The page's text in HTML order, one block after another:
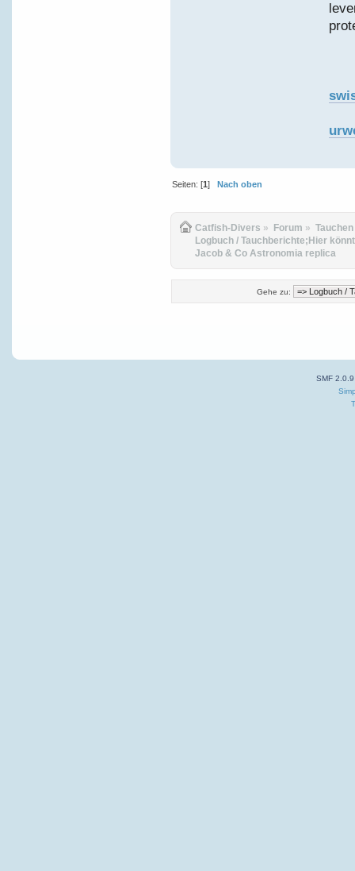
Seiten: [1] Nach oben
Catfish-Divers » Forum » Tauchen
Logbuch / Tauchberichte;Hier
Jacob & Co Astronomia replica
Gehe zu:
SMF 2.0.9